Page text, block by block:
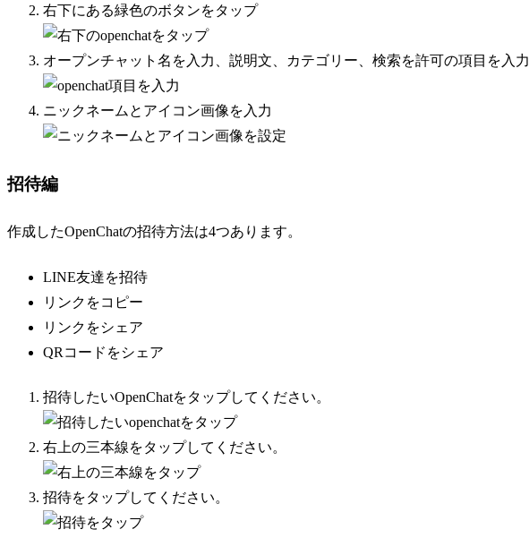
右下にある緑色のボタンをタップ
オープンチャット名を入力、説明文、カテゴリー、検索を許可の項目を入力
ニックネームとアイコン画像を入力
招待編
作成したOpenChatの招待方法は4つあります。
LINE友達を招待
リンクをコピー
リンクをシェア
QRコードをシェア
招待したいOpenChatをタップしてください。
右上の三本線をタップしてください。
招待をタップしてください。